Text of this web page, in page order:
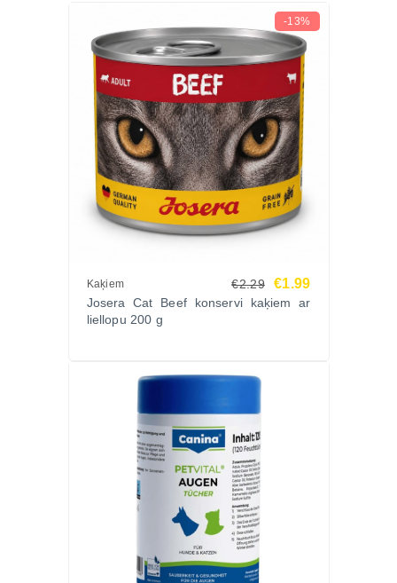
-13%
Kaķiem €2.29 €1.99
Josera Cat Beef konservi kaķiem ar
liellopu 200 g